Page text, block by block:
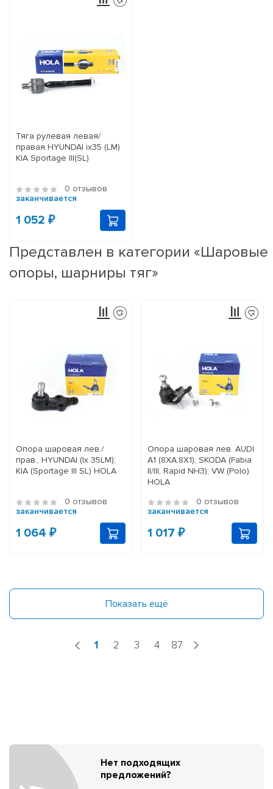
Тяга рулевая левая/
правая HYUNDAI ix35 (LM)
KIA Sportage III(SL)
0 отзывов
заканчивается
1 052 ₽
Представлен в категории «Шаровые
опоры, шарниры тяг»
Опора шаровая лев./
прав., HYUNDAI (Ix 35LM);
KIA (Sportage III SL) HOLA
0 отзывов
заканчивается
1 064 ₽
Опора шаровая лев. AUDI
A1 (8XA,8X1); SKODA (Fabia
II/III, Rapid NH3); VW (Polo)
HOLA
0 отзывов
заканчивается
1 017 ₽
Показать ещё
1 2 3 4 87
Нет подходящих
предложений?